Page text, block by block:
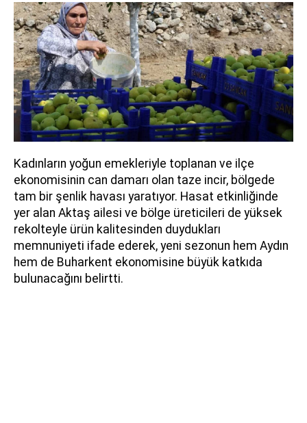
Kadınların yoğun emekleriyle toplanan ve ilçe
ekonomisinin can damarı olan taze incir, bölgede
tam bir şenlik havası yaratıyor. Hasat etkinliğinde
yer alan Aktaş ailesi ve bölge üreticileri de yüksek
rekolteyle ürün kalitesinden duydukları
memnuniyeti ifade ederek, yeni sezonun hem Aydın
hem de Buharkent ekonomisine büyük katkıda
bulunacağını belirtti.